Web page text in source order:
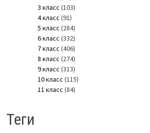
3 класс (103)
4 класс (91)
5 класс (284)
6 класс (332)
7 класс (406)
8 класс (274)
9 класс (313)
10 класс (115)
11 класс (84)
Теги